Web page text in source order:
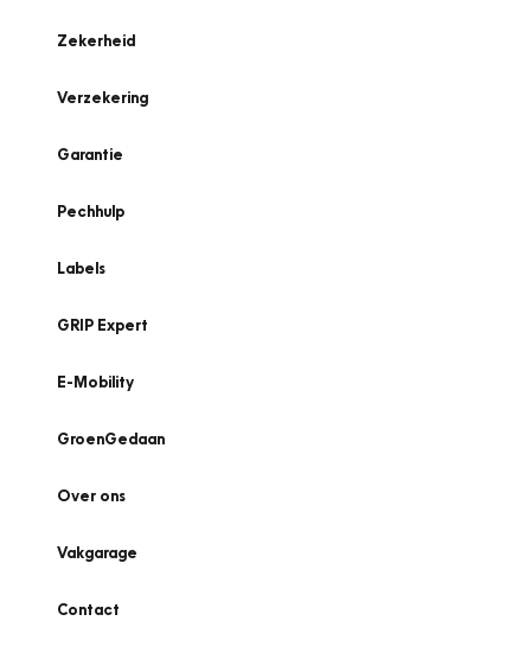
Zekerheid
Verzekering
Garantie
Pechhulp
Labels
GRIP Expert
E-Mobility
GroenGedaan
Over ons
Vakgarage
Contact